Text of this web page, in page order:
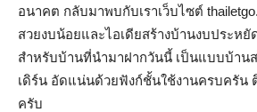
อนาคต กลับมาพบกับเราเว็บไซต์
สวยงบน้อยและไอเดียสร้างบ้านงบประห
สำหรับบ้านที่นำมาฝากวันนี้ เป็นแบบบ้าน
เดิร์น อัดแน่นด้วยฟังก์ชั้นใช้งานครบครัน
ครับ